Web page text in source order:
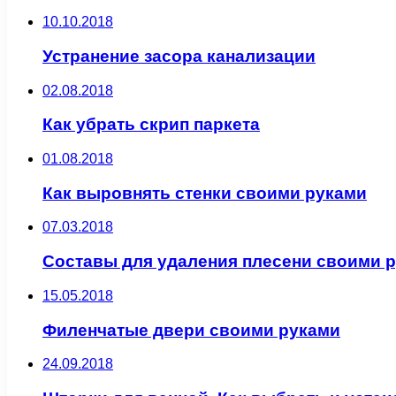
10.10.2018
Устранение засора канализации
02.08.2018
Как убрать скрип паркета
01.08.2018
Как выровнять стенки своими руками
07.03.2018
Составы для удаления плесени своими
15.05.2018
Филенчатые двери своими руками
24.09.2018